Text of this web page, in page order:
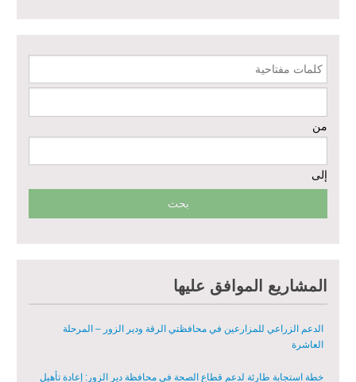
كلمات مفتاحية
من
إلى
المشاريع الموافق عليها
إعادة تأهيل المنازل لعيش آمن وكريم في الرقة ودير الزور - المرحلة الثالثة
مشروع إعادة تأهيل المأوى والبنية التحتية المستدامة في محافظة السويداء
مبادرة متعددة القطاعات لإعادة التأهيل في مدينة جسر الشغور
مبادرة متعددة القطاعات لإعادة التأهيل في مدينة جسر الشغور – المرحلة
الثانية
الدعم الزراعي للمزارعين في محافظتي الرقة ودير الزور – المرحلة
العاشرة
خطة استجابة طارئة لدعم قطاع الصحة في محافظة دير الزور: إعادة تأهيل